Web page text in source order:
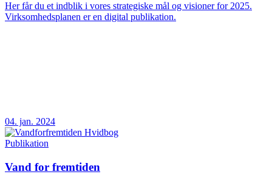
Her får du et indblik i vores strategiske mål og visioner for 2025.
Virksomhedsplanen er en digital publikation.
04. jan. 2024
Publikation
Vand for fremtiden